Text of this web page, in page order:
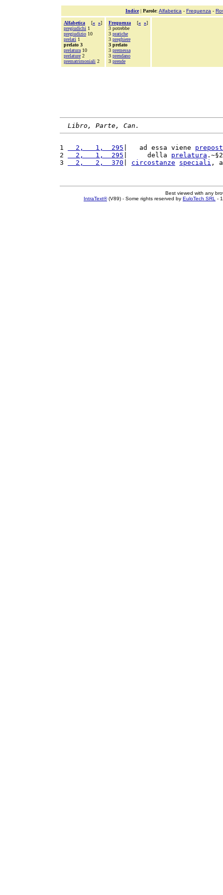
Indice| Parole: Alfabetica - Frequenza -
Alfabetica [« »]
pregiudichi 1
pregiudizio 10
prelati 1
prelato 3
prelatura 10
prelature 2
prematrimoniali 2
Frequenza [« »]
3 potrebbe
3 pratiche
3 preghiere
3 prelato
3 premessa
3 prendano
3 prende
Libro, Parte, Can.
1
  2,   1,  295
|   ad essa viene
2
  2,   1,  295
|     della prelatura
3
  2,   2,  370
circostanze speciali ,
Best viewed with any
IntraText®(V89) - Some rights reserved by EuloTech SRL -